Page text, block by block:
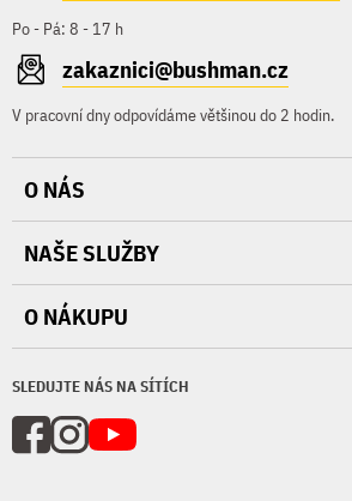
Po - Pá: 8 - 17 h
zakaznici@bushman.cz
V pracovní dny odpovídáme většinou do 2 hodin.
SLEDUJTE NÁS NA SÍTÍCH
O NÁS
NAŠE SLUŽBY
O NÁKUPU